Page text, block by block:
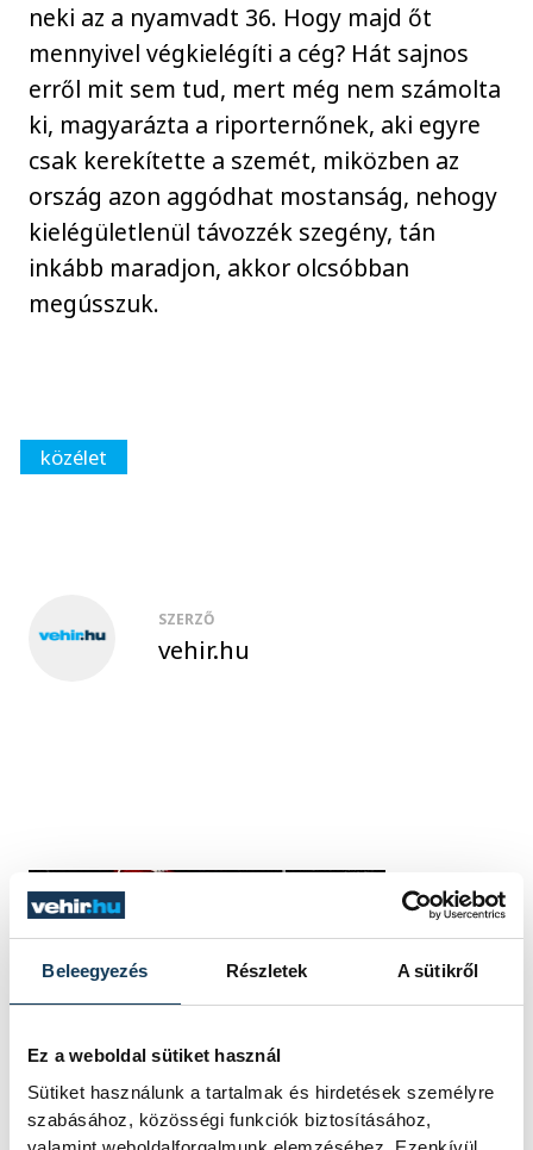
Beleegyezés Részletek A sütikről
Ez a weboldal sütiket használ
Sütiket használunk a tartalmak és hirdetések személyre
szabásához, közösségi funkciók biztosításához,
neki az a nyamvadt 36. Hogy majd őt
mennyivel végkielégíti a cég? Hát sajnos
erről mit sem tud, mert még nem számolta
ki, magyarázta a riporternőnek, aki egyre
csak kerekítette a szemét, miközben az
ország azon aggódhat mostanság, nehogy
kielégületlenül távozzék szegény, tán
inkább maradjon, akkor olcsóbban
megússzuk.
közélet
SZERZŐ
vehir.hu